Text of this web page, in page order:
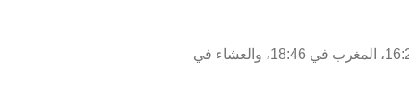
اليوم، الجمعة 07/08/2026 ، أوقات الصلاة في قرطبة كالتالي : الفجر في 06:37، الظهر في 13:23، العصر في 16:23، المغرب في 18:46، والعشاء في